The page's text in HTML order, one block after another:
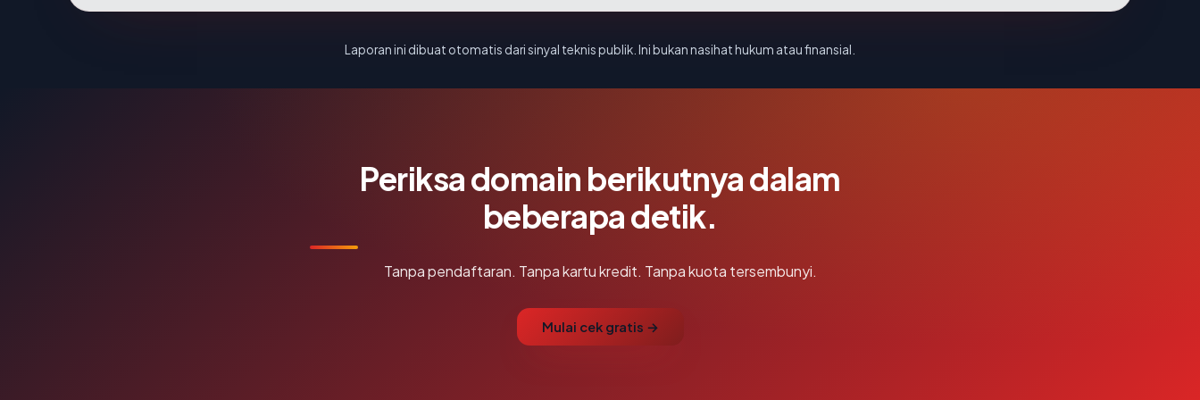
Laporan ini dibuat otomatis dari sinyal teknis publik. Ini bukan nasihat hukum atau finansial.
Periksa domain berikutnya dalam
beberapa detik.
Tanpa pendaftaran. Tanpa kartu kredit. Tanpa kuota tersembunyi.
Mulai cek gratis →